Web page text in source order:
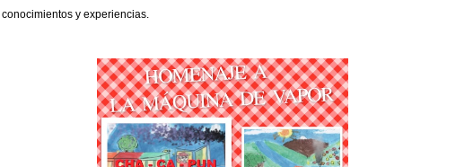
conocimientos y experiencias.